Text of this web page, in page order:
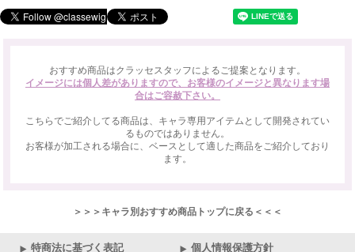
おすすめ商品はクラッセスタッフによるご提案となります。
イメージには個人差がありますので、お客様のイメージと異なります場
合はご容赦下さい。
こちらでご紹介してる商品は、キャラ専用アイテムとして開発されてい
るものではありません。
お客様が加工される場合に、ベースとして適した商品をご紹介しており
ます。
＞＞＞キャラ別おすすめ商品トップに戻る＜＜＜
特商法に基づく表記 個人情報保護方針